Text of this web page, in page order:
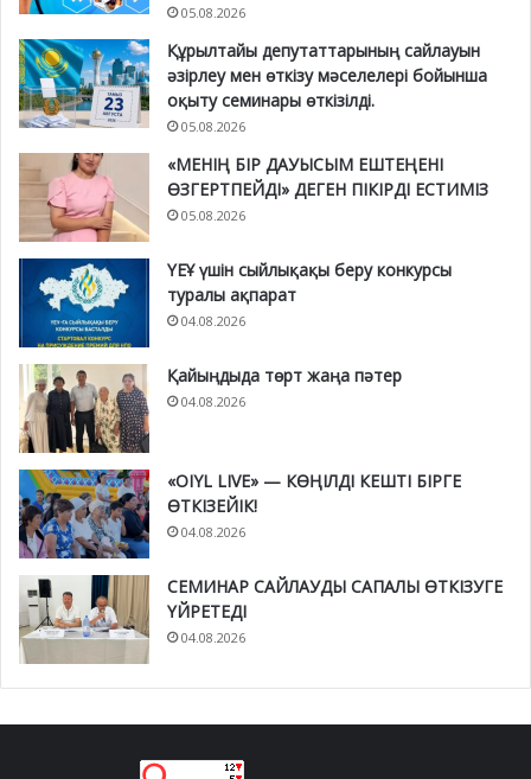
05.08.2026
Құрылтайы депутаттарының сайлауын
әзірлеу мен өткізу мәселелері бойынша
оқыту семинары өткізілді.
05.08.2026
«МЕНІҢ БІР ДАУЫСЫМ ЕШТЕҢЕНІ
ӨЗГЕРТПЕЙДІ» ДЕГЕН ПІКІРДІ ЕСТИМІЗ
05.08.2026
ҮЕҰ үшін сыйлықақы беру конкурсы
туралы ақпарат
04.08.2026
Қайыңдыда төрт жаңа пәтер
04.08.2026
«OIYL LIVE» — КӨҢІЛДІ КЕШТІ БІРГЕ
ӨТКІЗЕЙІК!
04.08.2026
СЕМИНАР САЙЛАУДЫ САПАЛЫ ӨТКІЗУГЕ
ҮЙРЕТЕДІ
04.08.2026